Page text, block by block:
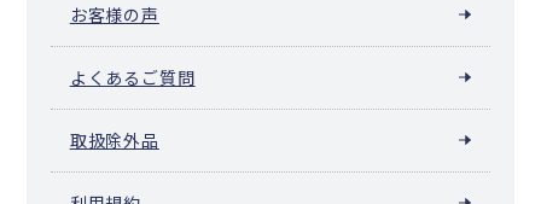
お客様の声
よくあるご質問
取扱除外品